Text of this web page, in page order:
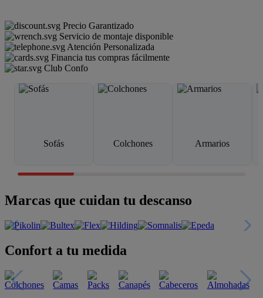
Precio Garantizado
Servicio de montaje disponible
Atención Personalizada
Financia tus compras fácilmente
Club Confo
Sofás Colchones Armarios
Marcas que cuidan tu descanso
Confort a tu medida